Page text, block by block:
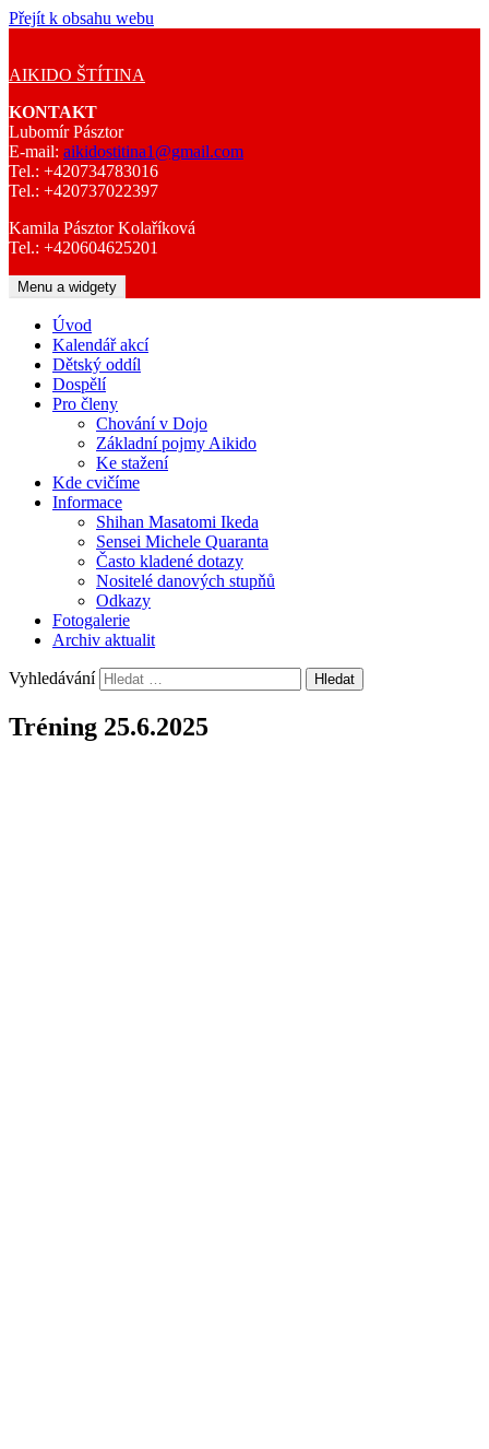
Přejít k obsahu webu
AIKIDO ŠTÍTINA
KONTAKT
Lubomír Pásztor
E-mail: aikidostitina1@gmail.com
Tel.: +420734783016
Tel.: +420737022397
Kamila Pásztor Kolaříková
Tel.: +420604625201
Menu a widgety
Úvod
Kalendář akcí
Dětský oddíl
Dospělí
Pro členy
Chování v Dojo
Základní pojmy Aikido
Ke stažení
Kde cvičíme
Informace
Shihan Masatomi Ikeda
Sensei Michele Quaranta
Často kladené dotazy
Nositelé danových stupňů
Odkazy
Fotogalerie
Archiv aktualit
Vyhledávání
Tréning 25.6.2025